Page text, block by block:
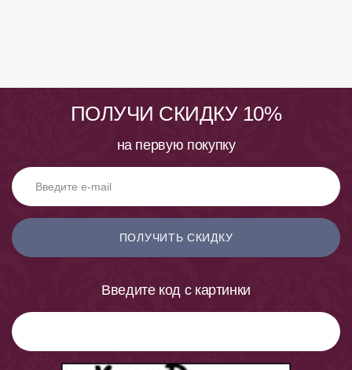
ПОЛУЧИ СКИДКУ 10%
на первую покупку
ПОЛУЧИТЬ СКИДКУ
Введите код с картинки